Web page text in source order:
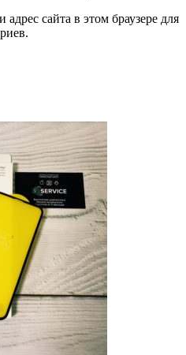
сайта в этом браузере для